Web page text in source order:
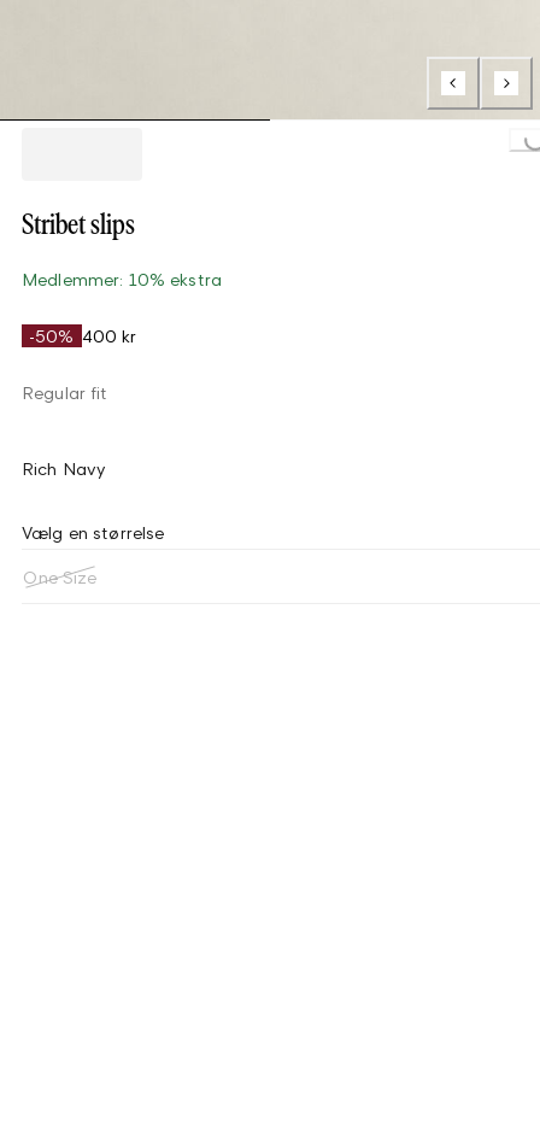
Stribet slips
Medlemmer: 10% ekstra
-50% 400 kr
Regular fit
Rich Navy
Vælg en størrelse
One Size